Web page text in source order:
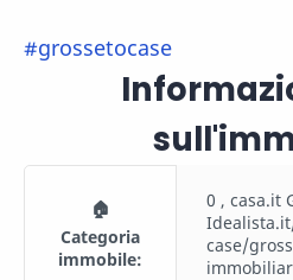
#grossetocase
🏠
Categoria
immobile:
0 , casa.it
case/